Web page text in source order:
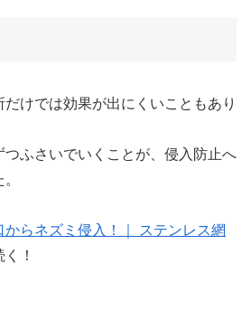
けでは効果が出にくいこともあり
ふさいでいくことが、侵入防止へ
からネズミ侵入！｜ ステンレス網
く！